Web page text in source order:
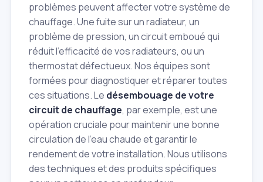
problèmes peuvent affecter votre système de
chauffage. Une fuite sur un radiateur, un
problème de pression, un circuit emboué qui
réduit l'efficacité de vos radiateurs, ou un
thermostat défectueux. Nos équipes sont
formées pour diagnostiquer et réparer toutes
ces situations. Le désembouage de votre
circuit de chauffage, par exemple, est une
opération cruciale pour maintenir une bonne
circulation de l'eau chaude et garantir le
rendement de votre installation. Nous utilisons
des techniques et des produits spécifiques